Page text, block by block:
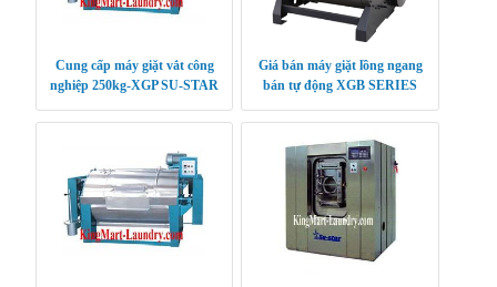
Cung cấp máy giặt vắt công
nghiệp 250kg-XGP SU-STAR
Giá bán máy giặt lồng ngang
bán tự động XGB SERIES